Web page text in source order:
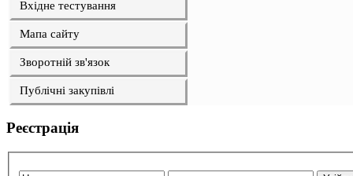
Вхідне тестування
Мапа сайту
Зворотній зв'язок
Публічні закупівлі
Реєстрація